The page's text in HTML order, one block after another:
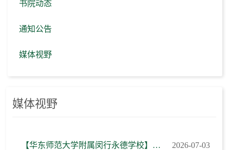
书院动态
通知公告
媒体视野
媒体视野
【华东师范大学附属闵行永德学校】第1565期：以少年好奇 赴蓝天之约——华师永德二年级《飞天创享家》综合实... 2026-07-03